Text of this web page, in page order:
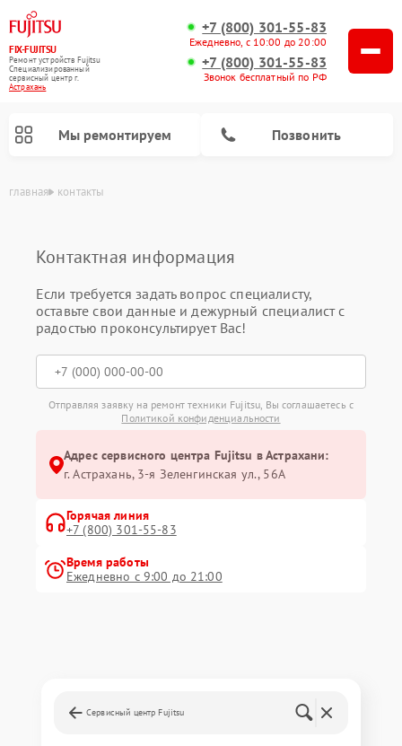
FIX-FUJITSU
Ремонт устройств Fujitsu
Специализированный
cервисный центр г.
Астрахань
+7 (800) 301-55-83
Ежедневно, с 10:00 до 20:00
+7 (800) 301-55-83
Звонок бесплатный по РФ
Мы ремонтируем Позвонить
главная контакты
Контактная информация
Если требуется задать вопрос специалисту,
оставьте свои данные и дежурный специалист с
радостью проконсультирует Вас!
Отправляя заявку на ремонт техники Fujitsu, Вы соглашаетесь с
Политикой конфиденциальности
Адрес сервисного центра Fujitsu в Астрахани:
г. Астрахань, 3-я Зеленгинская ул., 56А
Горячая линия
+7 (800) 301-55-83
Время работы
Ежедневно с 9:00 до 21:00
Сервисный центр Fujitsu